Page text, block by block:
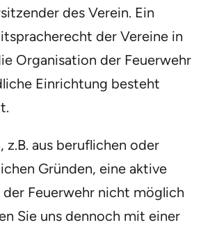
des Verein. Ein
der Vereine in
Organisation der Feuerwehr
Einrichtung besteht
z.B. aus beruflichen oder
Gründen, eine aktive
Feuerwehr nicht möglich
Sie uns dennoch mit einer